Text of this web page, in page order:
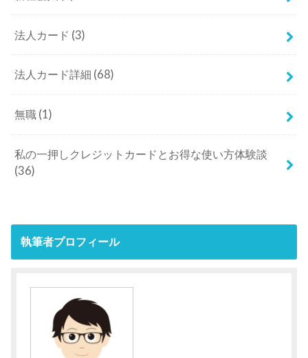
法人カード (3)
法人カード詳細 (68)
無職 (1)
私の一押しクレジットカードとお得な使い方体験談
(36)
執筆者プロフィール